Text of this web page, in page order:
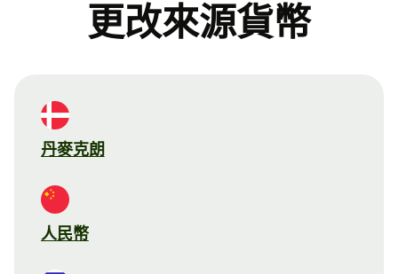
更改來源貨幣
丹麥克朗
人民幣